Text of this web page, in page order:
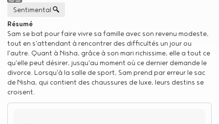
Genre
Sentimental
Résumé
Sam se bat pour faire vivre sa famille avec son revenu modeste,
tout en s'attendant à rencontrer des difficultés un jour ou
l'autre. Quant à Nisha, grâce à son mari richissime, elle a tout ce
qu'elle peut désirer, jusqu'au moment où ce dernier demande le
divorce. Lorsqu'à la salle de sport, Sam prend par erreur le sac
de Nisha, qui contient des chaussures de luxe, leurs destins se
croisent.